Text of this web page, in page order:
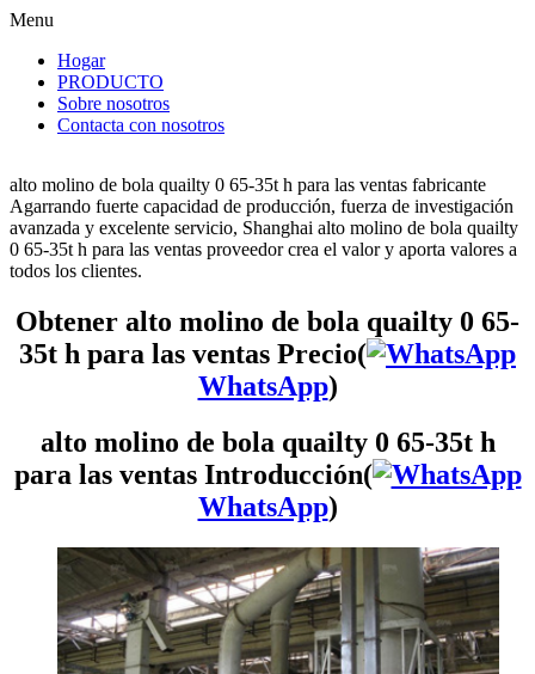
Menu
Hogar
PRODUCTO
Sobre nosotros
Contacta con nosotros
alto molino de bola quailty 0 65-35t h para las ventas fabricante
Agarrando fuerte capacidad de producción, fuerza de investigación
avanzada y excelente servicio, Shanghai alto molino de bola quailty
0 65-35t h para las ventas proveedor crea el valor y aporta valores a
todos los clientes.
Obtener alto molino de bola quailty 0 65-
35t h para las ventas Precio(
WhatsApp)
alto molino de bola quailty 0 65-35t h
para las ventas Introducción(
WhatsApp)